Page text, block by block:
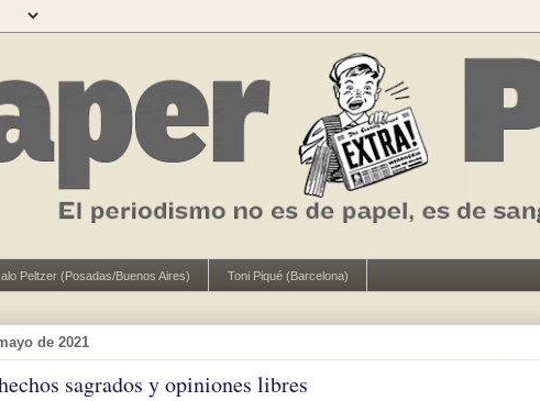
Peltzer (Posadas/Buenos Aires) Toni Piqué (Barcelona)
de 2021
sagrados y opiniones libres